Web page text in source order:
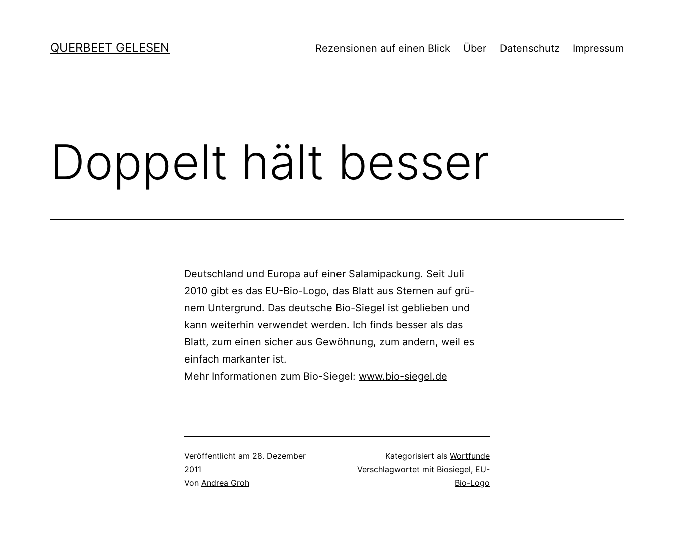
QUERBEET GELESEN Rezensionen auf einen Blick Über Datenschutz Impressum
Doppelt hält besser
Deutschland und Europa auf einer Salamipackung. Seit Juli
2010 gibt es das EU-Bio-Logo, das Blatt aus Sternen auf grü­
nem Untergrund. Das deut­sche Bio-Siegel ist geblie­ben und
kann wei­ter­hin ver­wen­det wer­den. Ich finds bes­ser als das
Blatt, zum einen sicher aus Gewöhnung, zum andern, weil es
ein­fach mar­kan­ter ist.
Mehr Informationen zum Bio-Siegel: www.bio-siegel.de
Veröffentlicht am 28. Dezember
2011
Von Andrea Groh
Kategorisiert als Wortfunde
Verschlagwortet mit Biosiegel, EU-
Bio-Logo